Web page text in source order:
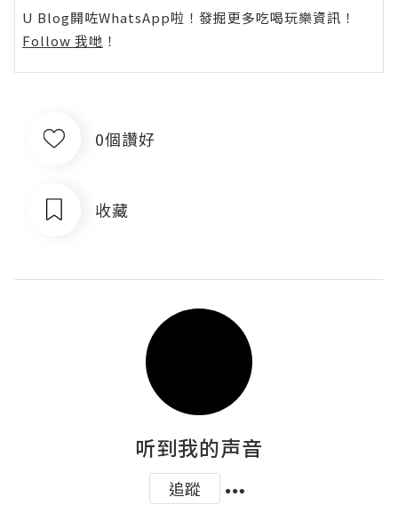
U Blog開咗WhatsApp啦！發掘更多吃喝玩樂資訊！
Follow 我哋 ！
0個讚好
收藏
听到我的声音
追蹤